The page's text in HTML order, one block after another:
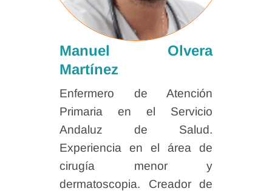
Manuel Olvera
Martínez
Enfermero de Atención
Primaria en el Servicio
Andaluz de Salud.
Experiencia en el área de
cirugía menor y
dermatoscopia. Creador de